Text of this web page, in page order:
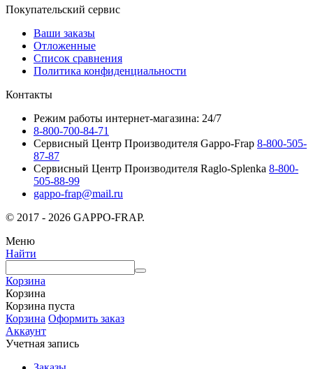
Покупательский сервис
Ваши заказы
Отложенные
Список сравнения
Политика конфиденциальности
Контакты
Режим работы интернет-магазина: 24/7
8-800-700-84-71
Сервисный Центр Производителя Gappo-Frap 8-800-505-
87-87
Сервисный Центр Производителя Raglo-Splenka 8-800-
505-88-99
gappo-frap@mail.ru
© 2017 - 2026 GAPPO-FRAP.
Меню
Найти
Корзина
Корзина
Корзина пуста
Корзина Оформить заказ
Аккаунт
Учетная запись